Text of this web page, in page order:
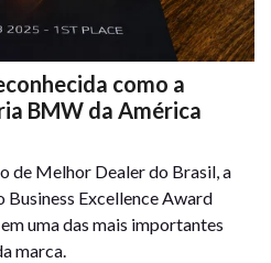
como a
BMW da América
de Melhor Dealer do Brasil, a
Excellence Award
uma das mais importantes
marca.